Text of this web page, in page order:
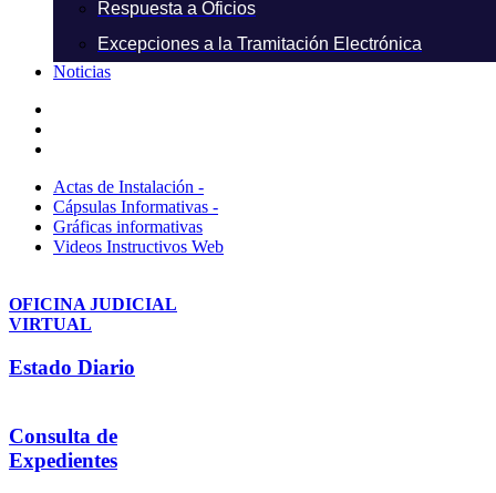
Respuesta a Oficios
Excepciones a la Tramitación Electrónica
Noticias
Actas de Instalación -
Cápsulas Informativas -
Gráficas informativas
Videos Instructivos Web
OFICINA JUDICIAL
VIRTUAL
Estado Diario
Consulta de
Expedientes